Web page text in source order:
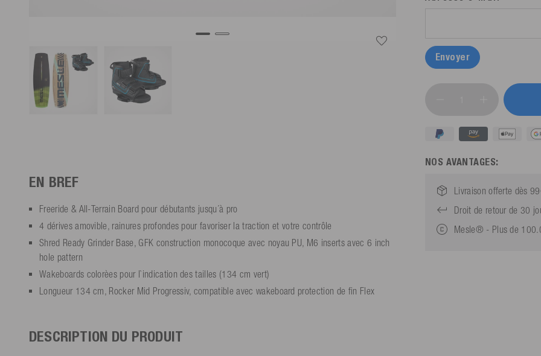
Envoyer
NOS AVANTAGES:
Livraison offerte dès
Droit de retour de 30
Mesle® - Plus de
EN BREF
Freeride & All-Terrain Board pour débutants jusqu´à pro
4 dérives amovible, rainures profondes pour favoriser la traction et votre contrôle
Shred Ready Grinder Base, GFK construction monocoque avec noyau PU, M6 inserts avec 6 inch
hole pattern
Wakeboards colorèes pour l`indication des tailles (134 cm vert)
Longueur 134 cm, Rocker Mid Progressiv, compatible avec wakeboard protection de fin Flex
DESCRIPTION DU PRODUIT